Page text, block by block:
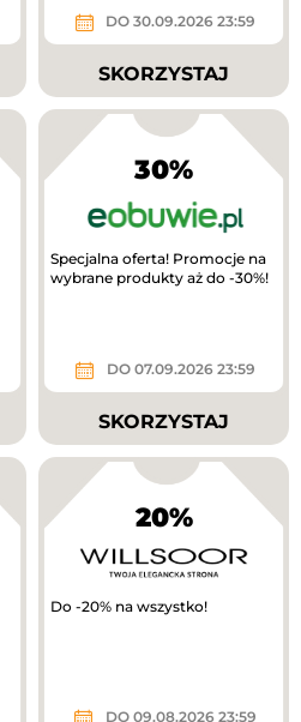
DO 30.09.2026 23:59
SKORZYSTAJ
30%
Specjalna oferta! Promocje na
wybrane produkty aż do -30%!
DO 07.09.2026 23:59
SKORZYSTAJ
20%
Do -20% na wszystko!
DO 09.08.2026 23:59